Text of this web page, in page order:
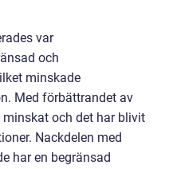
var
och
minskade
Med förbättrandet av
och det har blivit
Nackdelen med
har en begränsad